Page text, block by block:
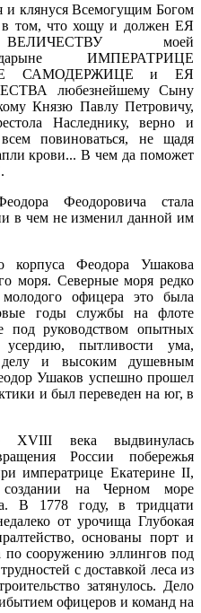
клянуся Всемогущим Богом
том, что хощу и должен ЕЯ
моей
ИМПЕРАТРИЦЕ
САМОДЕРЖИЦЕ и ЕЯ
любезнейшему Сыну
Князю Павлу Петровичу,
Наследнику, верно и
повиноваться, не щадя
крови... В чем да поможет
Феодоровича стала
в чем не изменил данной им
корпуса Феодора Ушакова
моря. Северные моря редко
офицера это была
годы службы на флоте
под руководством опытных
усердию, пытливости ума,
и высоким душевным
Ушаков успешно прошел
и был переведен на юг, в
века выдвинулась
России побережья
императрице Екатерине II,
на Черном море
В 1778 году, в тридцати
от урочища Глубокая
основаны порт и
по сооружению эллингов под
с доставкой леса из
затянулось. Дело
офицеров и команд на